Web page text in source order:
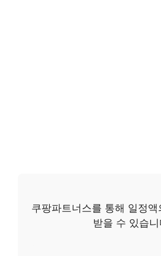
쿠팡파트너스를 통해 일정
받을 수 있습니